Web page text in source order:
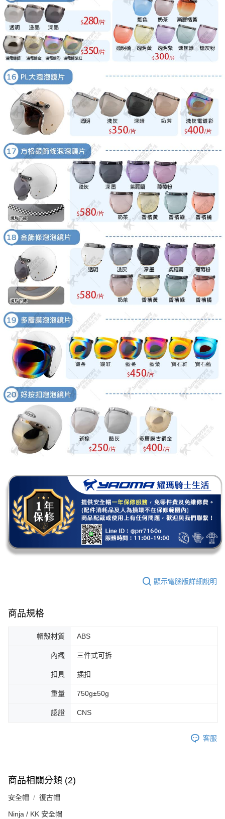
顯示電腦版詳細說明
商品規格
帽殼材質 ABS
內襯 三件式可拆
扣具 插扣
重量 750g±50g
認證 CNS
客服
商品相關分類 (2)
安全帽 復古帽
Ninja / KK 安全帽